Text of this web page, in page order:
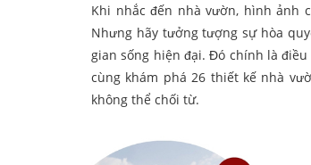
Khi nhắc đến nhà vườn, hình ảnh
Nhưng hãy tưởng tượng sự hòa
gian sống hiện đại. Đó chính là
cùng khám phá 26 thiết kế nhà
không thể chối từ.